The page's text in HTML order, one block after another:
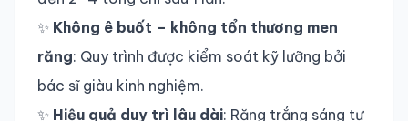
✨ Không ê buốt – không tổn thương men
răng: Quy trình được kiểm soát kỹ lưỡng bởi
bác sĩ giàu kinh nghiệm.
✨ Hiệu quả duy trì lâu dài: Răng trắng sáng tự